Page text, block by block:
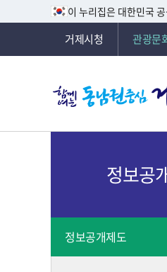
이 누리집은 대한민국
거제시청 관광문
정보공
정보공개제도